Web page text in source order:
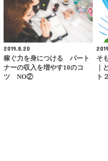
2019.8.20
稼ぐ力を身につける パート
ナーの収入を増やす10のコ
ツ NO②
そ
｜
ト２